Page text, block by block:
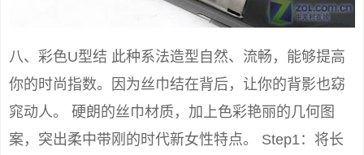
八、彩色U型结 此种系法造型自然、流畅，能够提高
你的时尚指数。因为丝巾结在背后，让你的背影也窈
窕动人。 硬朗的丝巾材质，加上色彩艳丽的几何图
案，突出柔中带刚的时代新女性特点。 Step1：将长